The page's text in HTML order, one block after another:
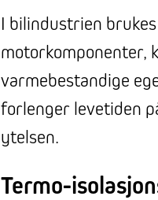
I bilindustrien
motorkomponenter,
varmebestandige
forlenger levetiden
ytelsen.
Termo-